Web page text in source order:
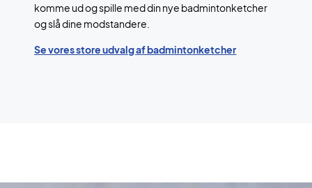
komme ud og spille med din nye badmintonketcher
og slå dine modstandere.
Se vores store udvalg af badmintonketcher